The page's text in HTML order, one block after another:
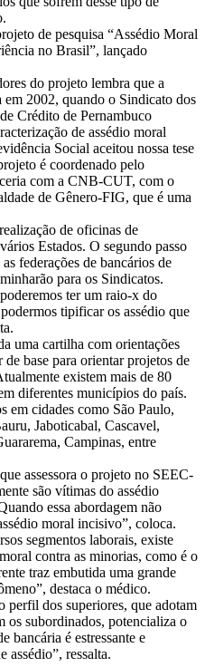
de pesquisa “Assédio Moral
no Brasil”, lançado
do projeto lembra que a
em 2002, quando o Sindicato dos
Crédito de Pernambuco
de assédio moral
Social aceitou nossa tese
é coordenado pelo
com a CNB-CUT, com o
de Gênero-FIG, que é uma
de oficinas de
Estados. O segundo passo
federações de bancários de
para os Sindicatos.
ter um raio-x do
tipificar os assédio que
uma cartilha com orientações
base para orientar projetos de
existem mais de 80
diferentes municípios do país.
em cidades como São Paulo,
Jaboticabal, Cascavel,
Campinas, entre
assessora o projeto no SEEC-
são vítimas do assédio
essa abordagem não
moral incisivo”, coloca.
segmentos laborais, existe
contra as minorias, como é o
traz embutida uma grande
destaca o médico.
perfil dos superiores, que adotam
os subordinados, potencializa o
bancária é estressante e
assédio”, ressalta.